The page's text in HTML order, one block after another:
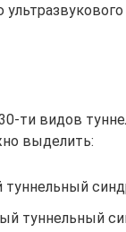
ти видов
выделить:
туннельный
туннельный